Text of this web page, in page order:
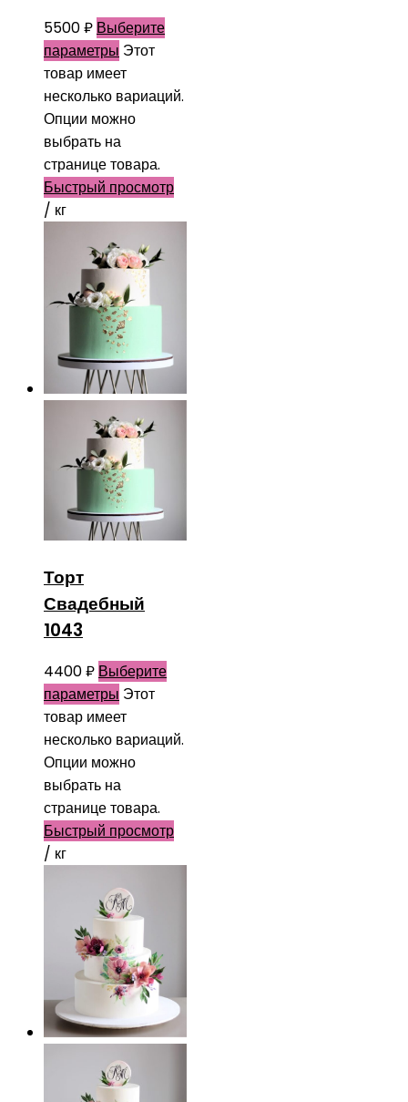
5500₽ Выберите
параметры Этот
товар имеет
несколько вариаций.
Опции можно
выбрать на
странице товара.
Быстрый просмотр
/ кг
Торт
Свадебный
1043
4400₽ Выберите
параметры Этот
товар имеет
несколько вариаций.
Опции можно
выбрать на
странице товара.
Быстрый просмотр
/ кг